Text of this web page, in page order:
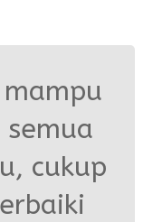
mampu
semua
cukup